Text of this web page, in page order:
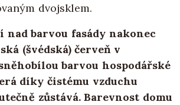
dvojsklem.
nad barvou fasády nakonec
(švédská) červeň v
barvou hospodářské
díky čistému vzduchu
zůstává. Barevnost domu